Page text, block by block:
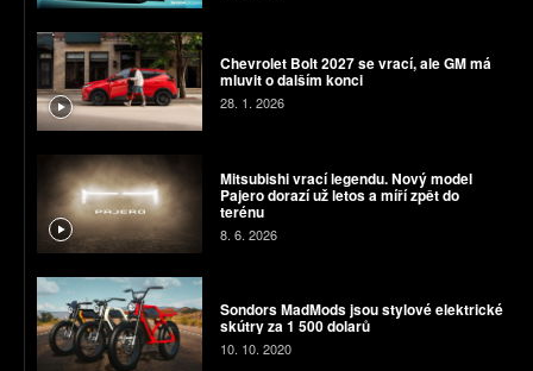
Chevrolet Bolt 2027 se vrací, ale GM má
mluvit o dalším konci
28. 1. 2026
Mitsubishi vrací legendu. Nový model
Pajero dorazí už letos a míří zpět do
terénu
8. 6. 2026
Sondors MadMods jsou stylové elektrické
skútry za 1 500 dolarů
10. 10. 2020